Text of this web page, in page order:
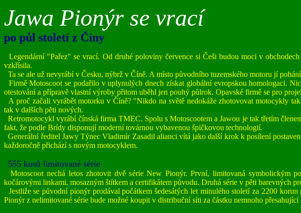
Jawa Pionýr se vrací
po půl století z Číny
Legendární "Pařez" se vrací. Od druhé poloviny července si Češi budou moci v
vzkřísila.
Ta se ale už nevyrábí v Česku, nýbrž v Číně. A místo původního tuzemského motoru jí
Firmě Motoscoot se podařilo v uplynulých dnech získat globální evropskou homologaci.
otestování a přípravě vlastní výroby přitom uběhl jen pouhý půlrok. Opavské firmě se pro
A proč začali vyrábět motorku v Číně? "Nikdo na světě nedokáže zhotovovat motocykly
tak v dalších pěti nových.
Retromotocykl vyrábí čínská firma TMEC. Spolu s Motoscootem a Jawou je tak třetím
fakt, že podle Brídy disponují moderní továrnou vybavenou špičkovou technologií.
Generální ředitel Jawy Týnec Vladimír Zasadil alianci vítá jako další krok k posílení
každoročně přichází s novým motocyklem.
555 kusů limitované série
Motoscoot nechá letos zhotovit dvě série New Pionýr. První, limitovaná symbolickým
kočárovými linkami, mosazným štítkem a certifikátem původu. Druhá série v pěti barevných
Jestliže se původní pionýr prodával počátkem šedesátých let minulého století za 2200
Pionýr z nelimitované série bude možné koupit v distribuční síti za částku nemnoho